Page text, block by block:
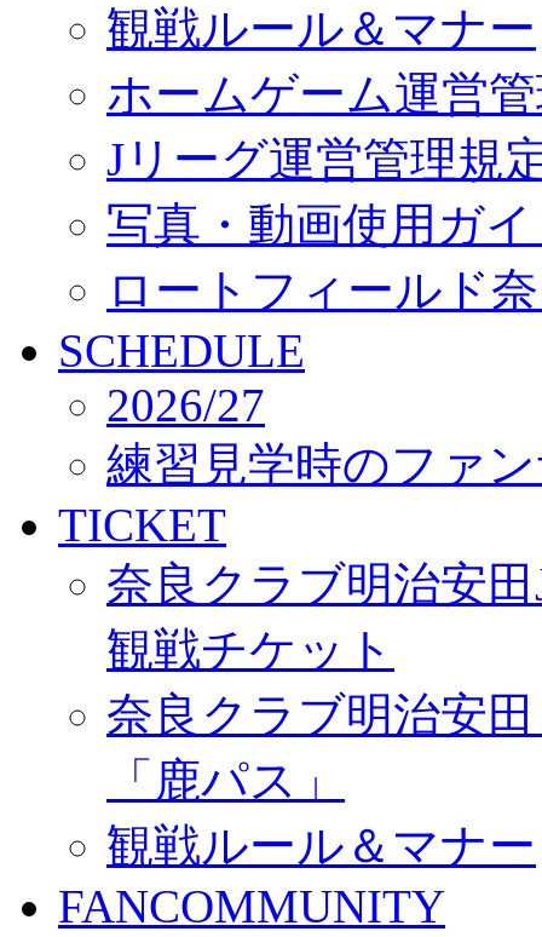
観戦ルール＆マナー
ホームゲーム運営
Jリーグ運営管理規
写真・動画使用ガ
ロートフィールド
SCHEDULE
2026/27
練習見学時のファ
TICKET
奈良クラブ明治安
観戦チケット
奈良クラブ明治安
「鹿パス」
観戦ルール＆マナー
FANCOMMUNITY